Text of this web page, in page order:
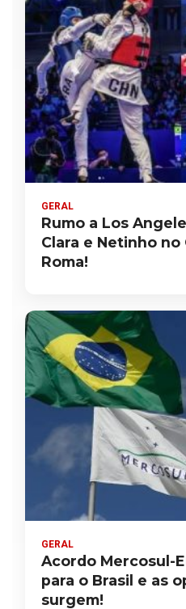
GERAL
Rumo a Los
Clara e Netinho no
Roma!
GERAL
Acordo Mercosul-
para o Brasil e as
surgem!